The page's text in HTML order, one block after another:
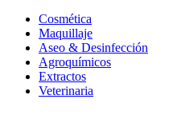
Cosmética
Maquillaje
Aseo & Desinfección
Agroquímicos
Extractos
Veterinaria